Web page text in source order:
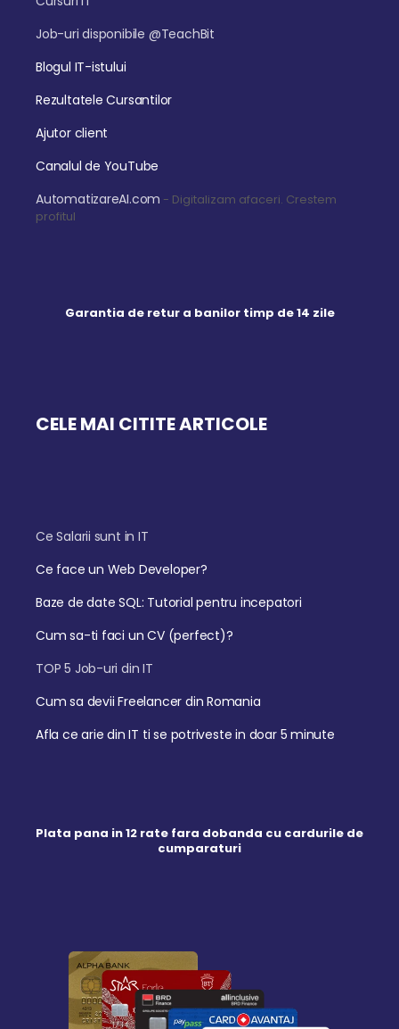
Job-uri disponibile @TeachBit
Blogul IT-istului
Rezultatele Cursantilor
Ajutor client
Canalul de YouTube
AutomatizareAI.com - Digitalizam afaceri. Crestem
profitul
Garantia de retur a banilor timp de 14 zile
CELE MAI CITITE ARTICOLE
Ce Salarii sunt in IT
Ce face un Web Developer?
Baze de date SQL: Tutorial pentru incepatori
Cum sa-ti faci un CV (perfect)?
TOP 5 Job-uri din IT
Cum sa devii Freelancer din Romania
Afla ce arie din IT ti se potriveste in doar 5 minute
Plata pana in 12 rate fara dobanda cu cardurile de
cumparaturi